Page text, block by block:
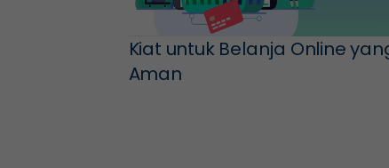
Kiat untuk Belanja Online
Aman